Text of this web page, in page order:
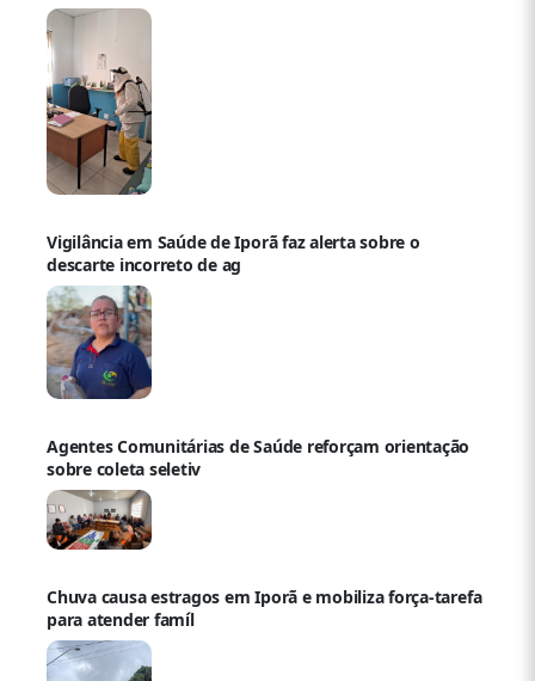
Vigilância em Saúde de Iporã faz alerta sobre o
descarte incorreto de ag
Agentes Comunitárias de Saúde reforçam orientação
sobre coleta seletiv
Chuva causa estragos em Iporã e mobiliza força-tarefa
para atender famíl